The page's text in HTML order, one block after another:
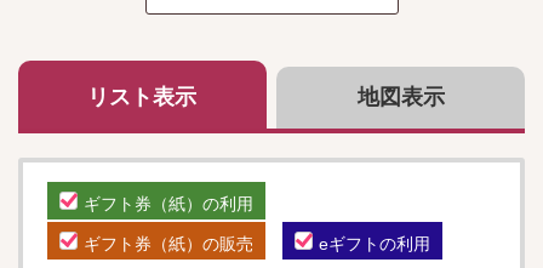
リスト表示 地図表示
ギフト券（紙）の利用
ギフト券（紙）の販売 eギフトの利用